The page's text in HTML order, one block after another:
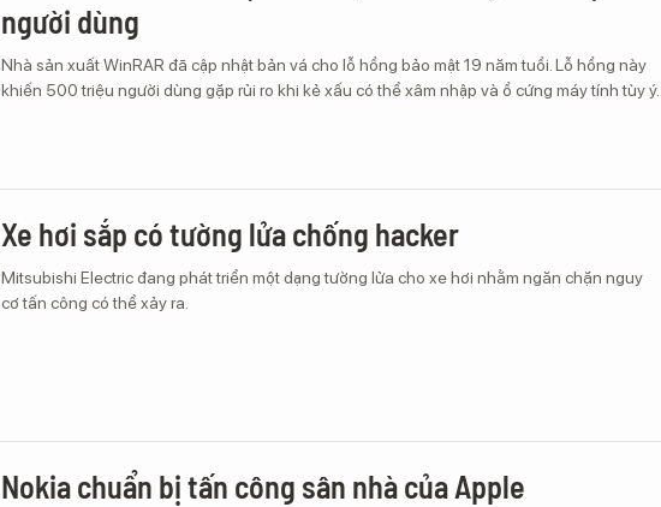
người dùng
Nhà sản xuất WinRAR đã cập nhật bản vá cho lỗ hổng bảo mật 19 năm tuổi. Lỗ hổng này
khiến 500 triệu người dùng gặp rủi ro khi kẻ xấu có thể xâm nhập và ổ cứng máy tính tùy ý.
Xe hơi sắp có tường lửa chống hacker
Mitsubishi Electric đang phát triển một dạng tường lửa cho xe hơi nhằm ngăn chặn nguy
cơ tấn công có thể xảy ra.
Nokia chuẩn bị tấn công sân nhà của Apple